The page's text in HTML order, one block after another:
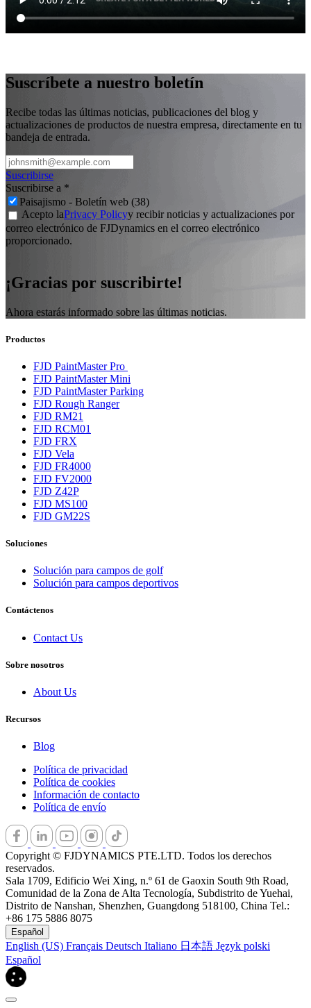
Suscríbete a nuestro boletín
Recibe todas las últimas noticias, publicaciones del blog y
actualizaciones de productos de nuestra empresa, directamente en tu
bandeja de entrada.
Suscribirse
Suscribirse a *
Paisajismo - Boletín web (38)
Acepto laPrivacy Policyy recibir noticias y actualizaciones por
correo electrónico de FJDynamics en el correo electrónico
proporcionado.
¡Gracias por suscribirte!
Ahora estarás informado sobre las últimas noticias.
Productos
FJD PaintMaster Pro
FJD PaintMaster Mini
FJD PaintMaster Parking
FJD Rough Ranger
FJD RM21
FJD RCM01
FJD FRX
FJD Vela
FJD FR4000
FJD FV2000
FJD Z42P
FJD MS100
FJD GM22S
Soluciones
Solución para campos de golf
Solución para campos deportivos
Contáctenos
Contact Us
Sobre nosotros
About Us
Recursos
Blog
Política de privacidad
Política de cookies
Información de contacto
Política de envío
Copyright © FJDYNAMICS PTE.LTD. Todos los derechos
reservados.
Sala 1709, Edificio Wei Xing, n.º 61 de Gaoxin South 9th Road,
Comunidad de la Zona de Alta Tecnología, Subdistrito de Yuehai,
Distrito de Nanshan, Shenzhen, Guangdong 518100, China Tel.:
+86 175 5886 8075
Español
English (US) Français Deutsch Italiano 日本語 Język polski
Español